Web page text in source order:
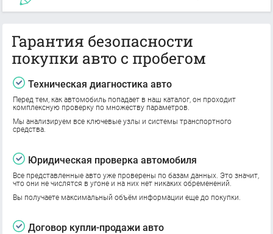
Гарантия безопасности
покупки авто с пробегом
Техническая диагностика авто
Перед тем, как автомобиль попадает в наш каталог, он проходит
комплексную проверку по множеству параметров.
Мы анализируем все ключевые узлы и системы транспортного
средства.
Юридическая проверка автомобиля
Все представленные авто уже проверены по базам данных. Это значит,
что они не числятся в угоне и на них нет никаких обременений.
Вы получаете максимальный объём информации еще до покупки.
Договор купли-продажи авто